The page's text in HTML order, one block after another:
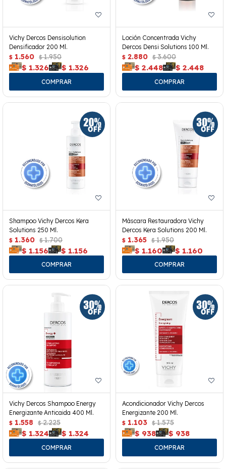
Vichy Dercos Densisolution
Densificador 200 Ml.
$ 1.560 $ 1.950
$ 1.326 $ 1.326
Loción Concentrada Vichy
Dercos Densi Solutions 100 Ml.
$ 2.880 $ 3.600
$ 2.448 $ 2.448
Shampoo Vichy Dercos Kera
Solutions 250 Ml.
$ 1.360 $ 1.700
$ 1.156 $ 1.156
Máscara Restauradora Vichy
Dercos Kera Solutions 200 Ml.
$ 1.365 $ 1.950
$ 1.160 $ 1.160
Vichy Dercos Shampoo Energy
Energizante Anticaida 400 Ml.
$ 1.558 $ 2.225
$ 1.324 $ 1.324
Acondicionador Vichy Dercos
Energizante 200 Ml.
$ 1.103 $ 1.575
$ 938 $ 938